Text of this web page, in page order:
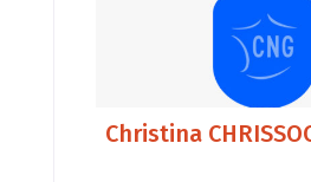
Christina